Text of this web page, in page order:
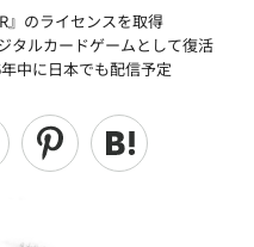
』のライセンスを取得
タルカードゲームとして復活
中に日本でも配信予定